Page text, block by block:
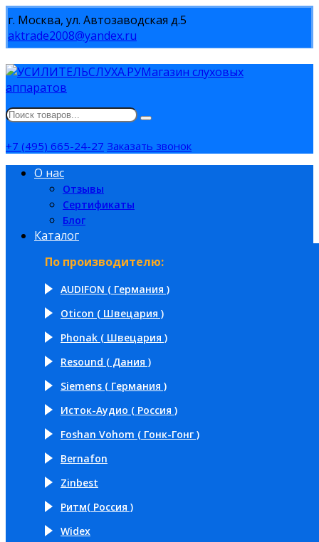
г. Москва, ул. Автозаводская д.5
aktrade2008@yandex.ru
Магазин слуховых
аппаратов
+7 (495) 665-24-27 Заказать звонок
О нас
Отзывы
Сертификаты
Блог
Каталог
По производителю:
AUDIFON ( Германия )
Oticon ( Швецария )
Phonak ( Швецария )
Resound ( Дания )
Siemens ( Германия )
Исток-Аудио ( Россия )
Foshan Vohom ( Гонк-Гонг )
Bernafon
Zinbest
Ритм( Россия )
Widex